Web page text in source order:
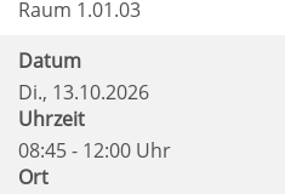
Raum 1.01.03
Datum
Di., 13.10.2026
Uhrzeit
08:45 - 12:00 Uhr
Ort